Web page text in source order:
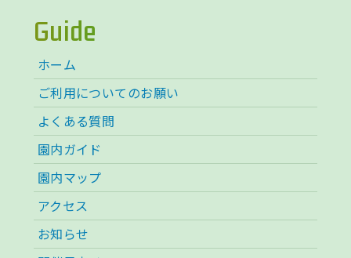
Guide
ホーム
ご利用についてのお願い
よくある質問
園内ガイド
園内マップ
アクセス
お知らせ